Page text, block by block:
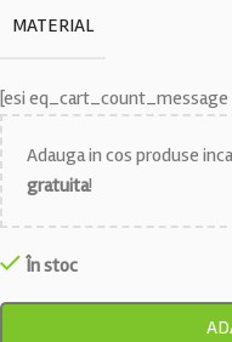
MATERIAL
[esi
Adauga in cos produse
gratuita!
În stoc